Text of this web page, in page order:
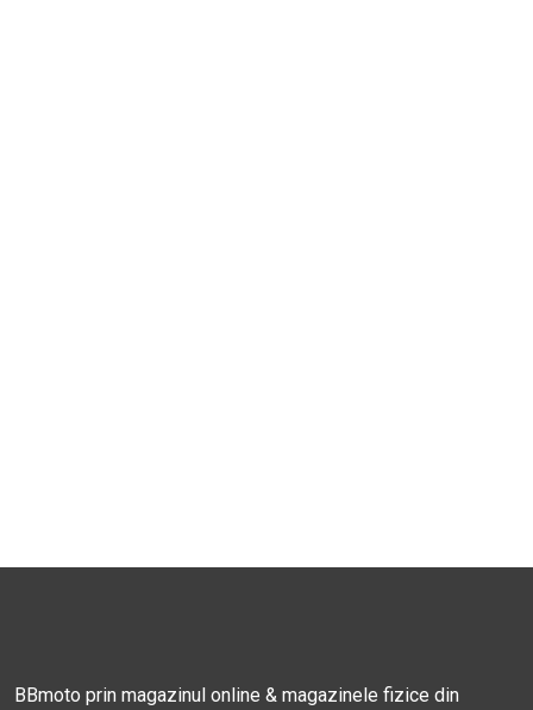
BBmoto prin magazinul online & magazinele fizice din